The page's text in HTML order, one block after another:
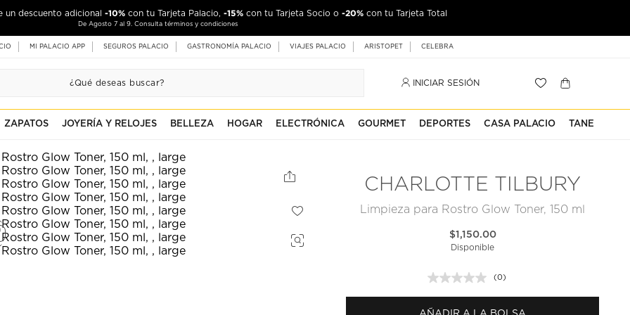
un descuento adicional -10% con tu Tarjeta Palacio, -15% con tu Tarjeta Socio o -20% con tu Tarjeta Total
De Agosto 7 al 9. Consulta términos y condiciones
MI PALACIO APP SEGUROS PALACIO GASTRONOMÍA PALACIO VIAJES PALACIO ARISTOPET CELEBRA
INICIAR SESIÓN
ZAPATOS JOYERÍA Y RELOJES BELLEZA HOGAR ELECTRÓNICA GOURMET DEPORTES CASA PALACIO TANE
CHARLOTTE TILBURY
Limpieza para Rostro Glow Toner, 150 ml
$1,150.00
Disponible
Sin
puntuación.
(0)